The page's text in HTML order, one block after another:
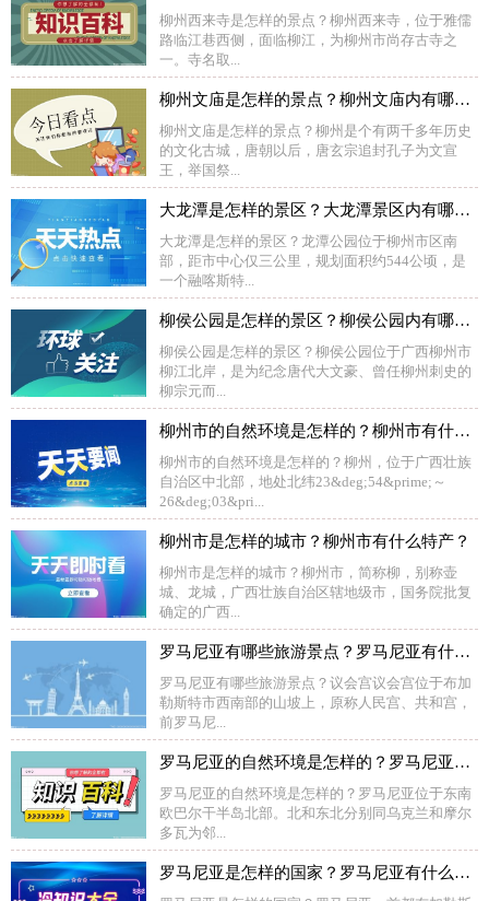
柳州西来寺是怎样的景点？柳州西来寺，位于雅儒
路临江巷西侧，面临柳江，为柳州市尚存古寺之
一。寺名取...
柳州文庙是怎样的景点？柳州文庙内有哪些景观？
柳州文庙是怎样的景点？柳州是个有两千多年历史
的文化古城，唐朝以后，唐玄宗追封孔子为文宣
王，举国祭...
大龙潭是怎样的景区？大龙潭景区内有哪些景观？
大龙潭是怎样的景区？龙潭公园位于柳州市区南
部，距市中心仅三公里，规划面积约544公顷，是
一个融喀斯特...
柳侯公园是怎样的景区？柳侯公园内有哪些景点？
柳侯公园是怎样的景区？柳侯公园位于广西柳州市
柳江北岸，是为纪念唐代大文豪、曾任柳州刺史的
柳宗元而...
柳州市的自然环境是怎样的？柳州市有什么地域文化？
柳州市的自然环境是怎样的？柳州，位于广西壮族
自治区中北部，地处北纬23&deg;54&prime;～
26&deg;03&pri...
柳州市是怎样的城市？柳州市有什么特产？
柳州市是怎样的城市？柳州市，简称柳，别称壶
城、龙城，广西壮族自治区辖地级市，国务院批复
确定的广西...
罗马尼亚有哪些旅游景点？罗马尼亚有什么饮食习惯？
罗马尼亚有哪些旅游景点？议会宫议会宫位于布加
勒斯特市西南部的山坡上，原称人民宫、共和宫，
前罗马尼...
罗马尼亚的自然环境是怎样的？罗马尼亚的国家象征是怎样的？
罗马尼亚的自然环境是怎样的？罗马尼亚位于东南
欧巴尔干半岛北部。北和东北分别同乌克兰和摩尔
多瓦为邻...
罗马尼亚是怎样的国家？罗马尼亚有什么特产？